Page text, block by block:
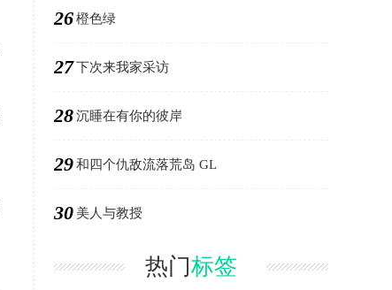
26橙色绿
27下次来我家采访
28沉睡在有你的彼岸
29和四个仇敌流落荒岛 GL
30 美人与教授
热门标签